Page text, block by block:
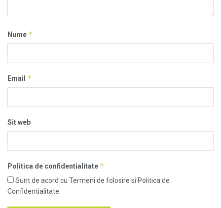
Nume *
Email *
Sit web
Politica de confidentialitate *
Sunt de acord cu Termeni de folosire si Politica de
Confidentialitate.